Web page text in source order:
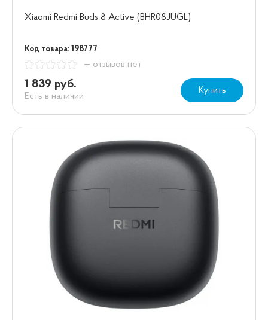
Xiaomi Redmi Buds 8 Active (BHR08JUGL)
Код товара: 198777
— отзывов нет
1 839 руб.
Есть в наличии
Купить